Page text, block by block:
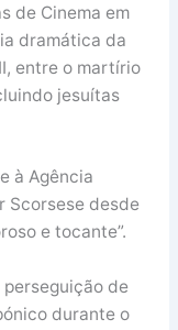
de Cinema em
dramática da
entre o martírio
jesuítas
à Agência
Scorsese desde
e tocante”.
de
durante o